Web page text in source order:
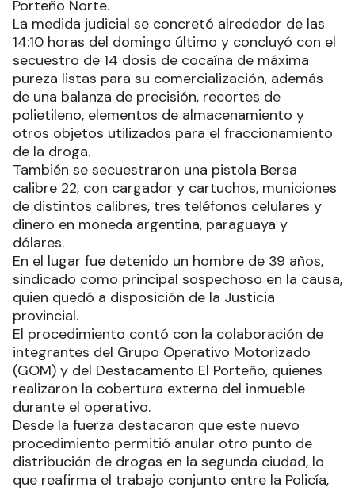
Porteño Norte.
La medida judicial se concretó alrededor de las
14:10 horas del domingo último y concluyó con el
secuestro de 14 dosis de cocaína de máxima
pureza listas para su comercialización, además
de una balanza de precisión, recortes de
polietileno, elementos de almacenamiento y
otros objetos utilizados para el fraccionamiento
de la droga.
También se secuestraron una pistola Bersa
calibre 22, con cargador y cartuchos, municiones
de distintos calibres, tres teléfonos celulares y
dinero en moneda argentina, paraguaya y
dólares.
En el lugar fue detenido un hombre de 39 años,
sindicado como principal sospechoso en la causa,
quien quedó a disposición de la Justicia
provincial.
El procedimiento contó con la colaboración de
integrantes del Grupo Operativo Motorizado
(GOM) y del Destacamento El Porteño, quienes
realizaron la cobertura externa del inmueble
durante el operativo.
Desde la fuerza destacaron que este nuevo
procedimiento permitió anular otro punto de
distribución de drogas en la segunda ciudad, lo
que reafirma el trabajo conjunto entre la Policía,